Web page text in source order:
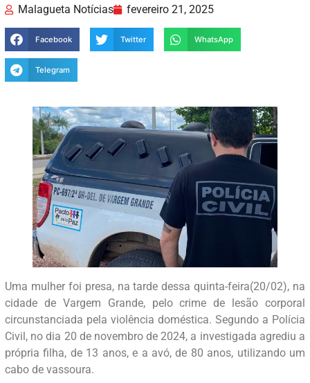
Malagueta Notícias fevereiro 21, 2025
Facebook Twitter WhatsApp
Telegram
Uma mulher foi presa, na tarde dessa quinta-feira(20/02), na
cidade de Vargem Grande, pelo crime de lesão corporal
circunstanciada pela violência doméstica. Segundo a Polícia
Civil, no dia 20 de novembro de 2024, a investigada agrediu a
própria filha, de 13 anos, e a avó, de 80 anos, utilizando um
cabo de vassoura.